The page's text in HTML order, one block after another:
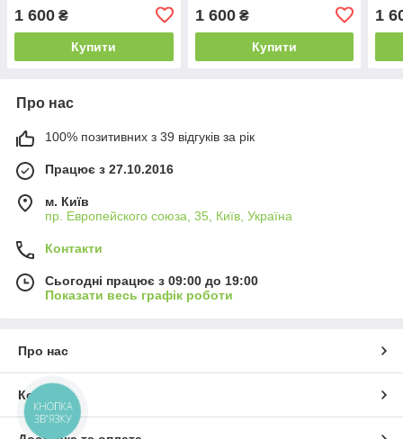
1 600 ₴
Купити
1 600₴
Купити
1
Про нас
100% позитивних з 39 відгуків за рік
Працює з 27.10.2016
м. Київ
пр. Европейского союза, 35, Київ, Україна
Контакти
Сьогодні працює з 09:00 до 19:00
Показати весь графік роботи
Про нас
Контакти
КНОПКА
ЗВ'ЯЗКУ